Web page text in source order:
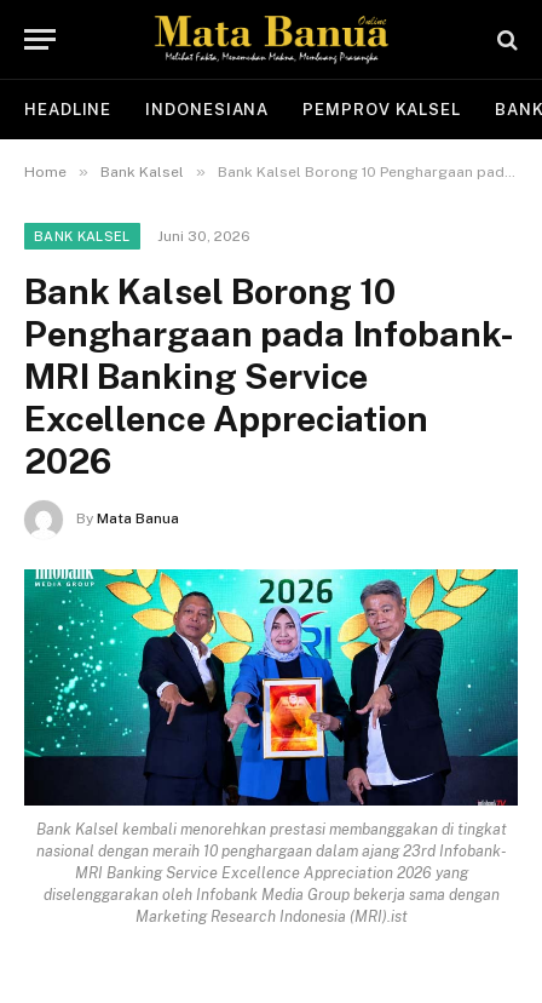
HEADLINE INDONESIANA PEMPROV KALSEL
Home » Bank Kalsel » Bank Kalsel Borong 10 Penghargaan pada Infobank-MRI Banking Service Excellence Appreciation 2026
BANK KALSEL Juni 30, 2026
Bank Kalsel Borong 10
Penghargaan pada Infobank-
MRI Banking Service
Excellence Appreciation
2026
By Mata Banua
Bank Kalsel kembali menorehkan prestasi membanggakan di tingkat
nasional dengan meraih 10 penghargaan dalam ajang 23rd Infobank-
MRI Banking Service Excellence Appreciation 2026 yang
diselenggarakan oleh Infobank Media Group bekerja sama dengan
Marketing Research Indonesia (MRI).ist